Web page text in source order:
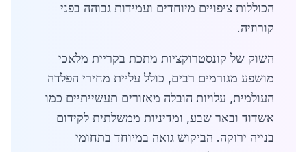
הכוללות ציפויים מיוחדים ועמידות גבוהה בפני
קורוזיה.
השוק של קונסטרוקציות מתכת בקריית מלאכי
מושפע מגורמים רבים, כולל עליית מחירי הפלדה
העולמית, עלויות הובלה מאזורים תעשייתיים כמו
אשדוד ובאר שבע, ומדיניות ממשלתית לקידום
בנייה ירוקה. הביקוש גואה במיוחד בתחומי